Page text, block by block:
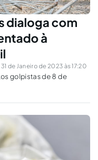
dialoga com
à
de Janeiro de 2023 às 17:20
golpistas de 8 de